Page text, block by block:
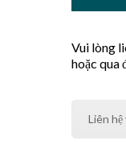
Vui lòng
hoặc qua
Liên